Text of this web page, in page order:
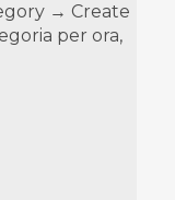
→ Create
per ora,